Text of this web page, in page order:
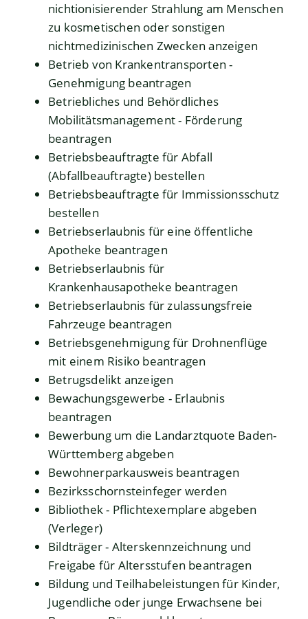
nichtionisierender Strahlung am Menschen
zu kosmetischen oder sonstigen
nichtmedizinischen Zwecken anzeigen
Betrieb von Krankentransporten -
Genehmigung beantragen
Betriebliches und Behördliches
Mobilitätsmanagement - Förderung
beantragen
Betriebsbeauftragte für Abfall
(Abfallbeauftragte) bestellen
Betriebsbeauftragte für Immissionsschutz
bestellen
Betriebserlaubnis für eine öffentliche
Apotheke beantragen
Betriebserlaubnis für
Krankenhausapotheke beantragen
Betriebserlaubnis für zulassungsfreie
Fahrzeuge beantragen
Betriebsgenehmigung für Drohnenflüge
mit einem Risiko beantragen
Betrugsdelikt anzeigen
Bewachungsgewerbe - Erlaubnis
beantragen
Bewerbung um die Landarztquote Baden-
Württemberg abgeben
Bewohnerparkausweis beantragen
Bezirksschornsteinfeger werden
Bibliothek - Pflichtexemplare abgeben
(Verleger)
Bildträger - Alterskennzeichnung und
Freigabe für Altersstufen beantragen
Bildung und Teilhabeleistungen für Kinder,
Jugendliche oder junge Erwachsene bei